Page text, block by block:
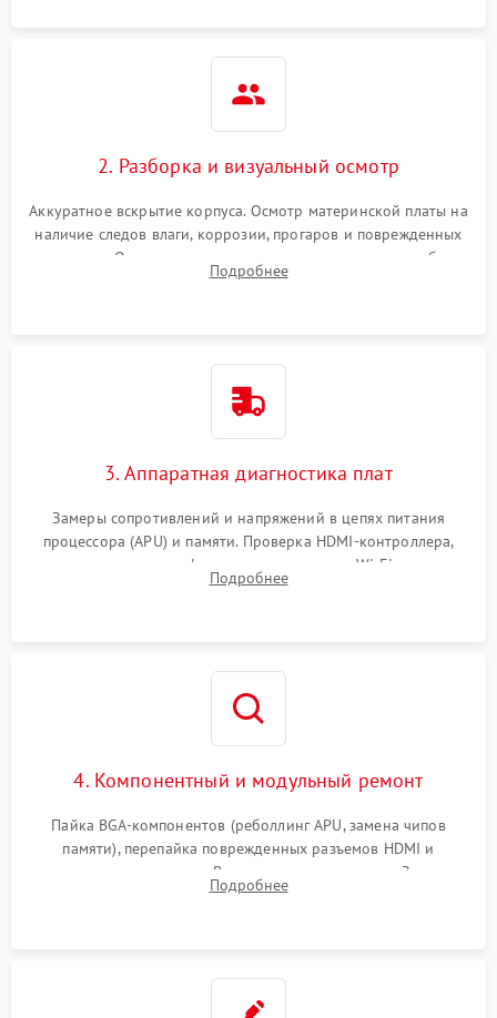
2. Разборка и визуальный осмотр
Аккуратное вскрытие корпуса. Осмотр материнской платы на
наличие следов влаги, коррозии, прогаров и поврежденных
элементов. Оценка состояния системы охлаждения, турбины
кулера и степени загрязнения радиатора пылью.
Подробнее
3. Аппаратная диагностика плат
Замеры сопротивлений и напряжений в цепях питания
процессора (APU) и памяти. Проверка HDMI-контроллера,
микросхем флеш-памяти и модуля Wi-Fi
Подробнее
4. Компонентный и модульный ремонт
Пайка BGA-компонентов (реболлинг APU, замена чипов
памяти), перепайка поврежденных разъемов HDMI и
контроллеров питания. Восстановление дорожек. Замена
неисправного жесткого диска, SSD или лазерной головки
Подробнее